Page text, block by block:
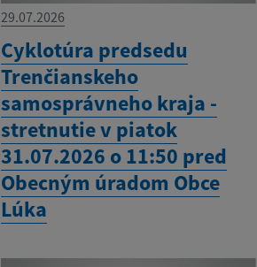
29.07.2026
Cyklotúra predsedu
Trenčianskeho
samosprávneho kraja -
stretnutie v piatok
31.07.2026 o 11:50 pred
Obecným úradom Obce
Lúka